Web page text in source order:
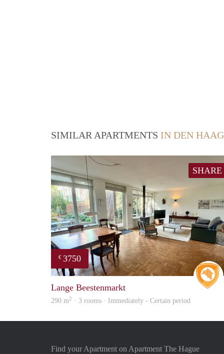
SIMILAR APARTMENTS IN DEN HAAG
SHARE
€ 3750
Lange Beestenmarkt
290 m2 · 3 rooms · Immediately - Certain period
Find your Apartment on Apartment The Hague